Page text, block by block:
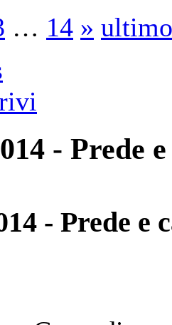
… 14 » ultimo
- Prede
- Prede e